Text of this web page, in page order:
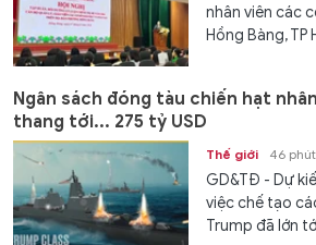
nhân viên các
Hồng Bàng,
Ngân sách đóng tàu chiến hạt
thang tới... 275 tỷ USD
Thế giới 46
GD&TĐ - Dự
việc chế tạo
Trump đã lớn